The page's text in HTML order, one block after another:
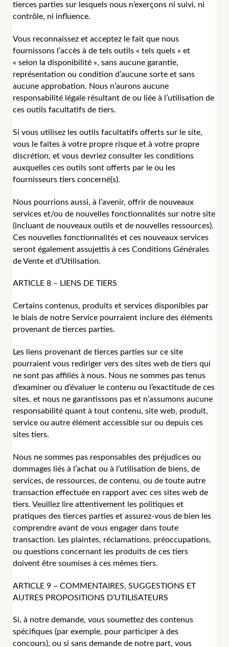
tierces parties sur lesquels nous n’exerçons ni suivi, ni
contrôle, ni influence.
Vous reconnaissez et acceptez le fait que nous
fournissons l’accès à de tels outils « tels quels » et
« selon la disponibilité », sans aucune garantie,
représentation ou condition d’aucune sorte et sans
aucune approbation. Nous n’aurons aucune
responsabilité légale résultant de ou liée à l’utilisation de
ces outils facultatifs de tiers.
Si vous utilisez les outils facultatifs offerts sur le site,
vous le faites à votre propre risque et à votre propre
discrétion, et vous devriez consulter les conditions
auxquelles ces outils sont offerts par le ou les
fournisseurs tiers concerné(s).
Nous pourrions aussi, à l’avenir, offrir de nouveaux
services et/ou de nouvelles fonctionnalités sur notre site
(incluant de nouveaux outils et de nouvelles ressources).
Ces nouvelles fonctionnalités et ces nouveaux services
seront également assujettis à ces Conditions Générales
de Vente et d’Utilisation.
ARTICLE 8 – LIENS DE TIERS
Certains contenus, produits et services disponibles par
le biais de notre Service pourraient inclure des éléments
provenant de tierces parties.
Les liens provenant de tierces parties sur ce site
pourraient vous rediriger vers des sites web de tiers qui
ne sont pas affiliés à nous. Nous ne sommes pas tenus
d’examiner ou d’évaluer le contenu ou l’exactitude de ces
sites, et nous ne garantissons pas et n’assumons aucune
responsabilité quant à tout contenu, site web, produit,
service ou autre élément accessible sur ou depuis ces
sites tiers.
Nous ne sommes pas responsables des préjudices ou
dommages liés à l’achat ou à l’utilisation de biens, de
services, de ressources, de contenu, ou de toute autre
transaction effectuée en rapport avec ces sites web de
tiers. Veuillez lire attentivement les politiques et
pratiques des tierces parties et assurez-vous de bien les
comprendre avant de vous engager dans toute
transaction. Les plaintes, réclamations, préoccupations,
ou questions concernant les produits de ces tiers
doivent être soumises à ces mêmes tiers.
ARTICLE 9 – COMMENTAIRES, SUGGESTIONS ET
AUTRES PROPOSITIONS D’UTILISATEURS
Si, à notre demande, vous soumettez des contenus
spécifiques (par exemple, pour participer à des
concours), ou si sans demande de notre part, vous